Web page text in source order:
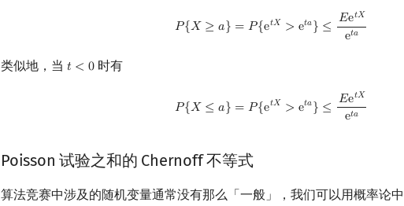
𝑃{𝑋 ≥ 𝑎} = 𝑃{e𝑡𝑋 > e𝑡𝑎} ≤ 𝐸e𝑡𝑋
e𝑡𝑎
P a} etX >et Ee ta
类似地，当 𝑡 < 0
t <0 时有
𝑃{𝑋 ≤ 𝑎} = 𝑃{e𝑡𝑋 > e𝑡𝑎} ≤ 𝐸e𝑡𝑋
e𝑡𝑎
a} X >et Ee ta
Poisson 试验之和的 Chernoff 不等式
算法竞赛中涉及的随机变量通常没有那么「一般」，我们可以用概率论